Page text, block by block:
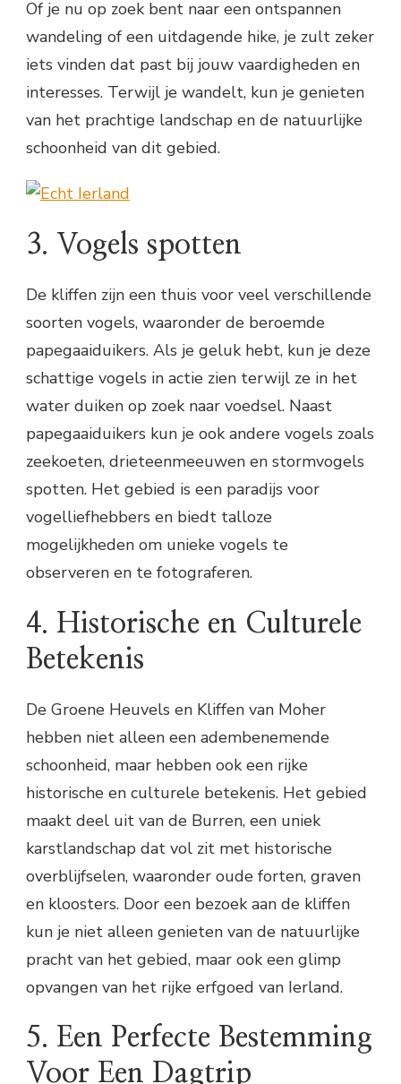
Of je nu op zoek bent naar een ontspannen
wandeling of een uitdagende hike, je zult zeker
iets vinden dat past bij jouw vaardigheden en
interesses. Terwijl je wandelt, kun je genieten
van het prachtige landschap en de natuurlijke
schoonheid van dit gebied.
3. Vogels spotten
De kliffen zijn een thuis voor veel verschillende
soorten vogels, waaronder de beroemde
papegaaiduikers. Als je geluk hebt, kun je deze
schattige vogels in actie zien terwijl ze in het
water duiken op zoek naar voedsel. Naast
papegaaiduikers kun je ook andere vogels zoals
zeekoeten, drieteenmeeuwen en stormvogels
spotten. Het gebied is een paradijs voor
vogelliefhebbers en biedt talloze
mogelijkheden om unieke vogels te
observeren en te fotograferen.
4. Historische en Culturele
Betekenis
De Groene Heuvels en Kliffen van Moher
hebben niet alleen een adembenemende
schoonheid, maar hebben ook een rijke
historische en culturele betekenis. Het gebied
maakt deel uit van de Burren, een uniek
karstlandschap dat vol zit met historische
overblijfselen, waaronder oude forten, graven
en kloosters. Door een bezoek aan de kliffen
kun je niet alleen genieten van de natuurlijke
pracht van het gebied, maar ook een glimp
opvangen van het rijke erfgoed van Ierland.
5. Een Perfecte Bestemming
Voor Een Dagtrip